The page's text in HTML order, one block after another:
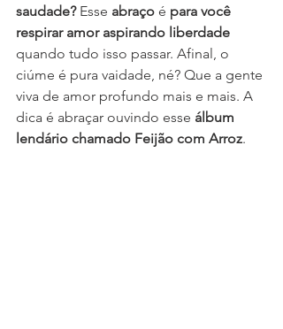
saudade? Esse abraço é para você
respirar amor aspirando liberdade
quando tudo isso passar. Afinal, o
ciúme é pura vaidade, né? Que a gente
viva de amor profundo mais e mais. A
dica é abraçar ouvindo esse álbum
lendário chamado Feijão com Arroz.